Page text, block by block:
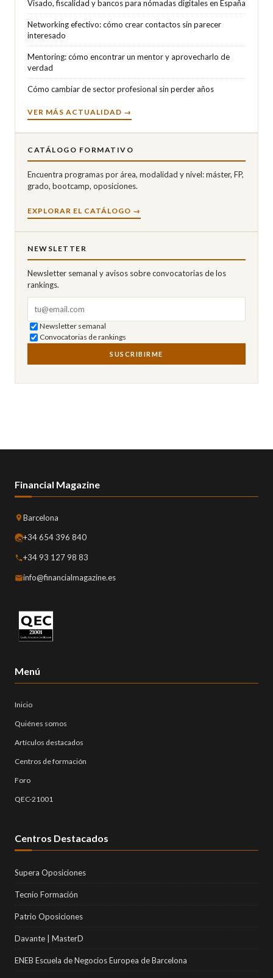
Visado, fiscalidad y bancos para nómadas digitales en España
Networking efectivo: cómo crear contactos sin parecer
interesado
Mentoring: cómo encontrar un mentor y aprovecharlo de
verdad
Cómo cambiar de sector profesional sin perder años
VER MÁS ACTUALIDAD →
CATÁLOGO FORMATIVO
Encuentra programas por área, modalidad y nivel: máster, FP,
grado, bootcamp, oposiciones.
EXPLORAR EL CATÁLOGO →
NEWSLETTER
Newsletter semanal y avisos sobre convocatorias de los
rankings.
Newsletter semanal
Convocatorias de rankings
SUSCRIBIRME
Financial Magazine
Barcelona
+34 654 396 840
+34 93 127 98 83
info@financialmagazine.es
Menú
Inicio
Quiénes somos
Artículos destacados
Centros de formación
Foro
QEC-21001
Centros Destacados
Supera Oposiciones
Tecnio Formación
Patrio Oposiciones
Davante | MasterD
ENEB Escuela de Negocios Europea de Barcelona